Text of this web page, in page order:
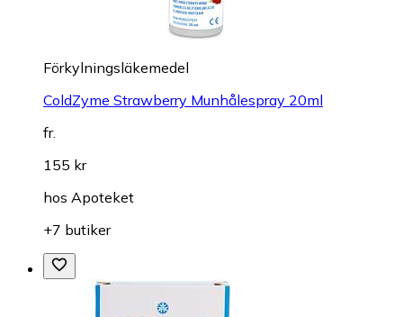
Förkylningsläkemedel
ColdZyme Strawberry Munhålespray 20ml
fr.
155 kr
hos Apoteket
+7 butiker